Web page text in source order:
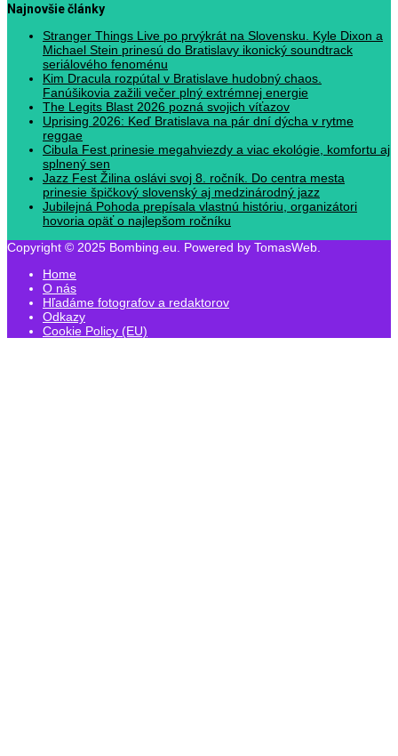
Najnovšie články
Stranger Things Live po prvýkrát na Slovensku. Kyle Dixon a
Michael Stein prinesú do Bratislavy ikonický soundtrack
seriálového fenoménu
Kim Dracula rozpútal v Bratislave hudobný chaos.
Fanúšikovia zažili večer plný extrémnej energie
The Legits Blast 2026 pozná svojich víťazov
Uprising 2026: Keď Bratislava na pár dní dýcha v rytme
reggae
Cibula Fest prinesie megahviezdy a viac ekológie, komfortu aj
splnený sen
Jazz Fest Žilina oslávi svoj 8. ročník. Do centra mesta
prinesie špičkový slovenský aj medzinárodný jazz
Jubilejná Pohoda prepísala vlastnú históriu, organizátori
hovoria opäť o najlepšom ročníku
Copyright © 2025 Bombing.eu. Powered by TomasWeb.
Home
O nás
Hľadáme fotografov a redaktorov
Odkazy
Cookie Policy (EU)